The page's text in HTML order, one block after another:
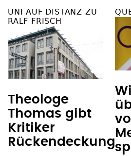
UNI AUF DISTANZ ZU
RALF FRISCH
Theologe
Thomas gibt
Kritiker
Rückendeckung